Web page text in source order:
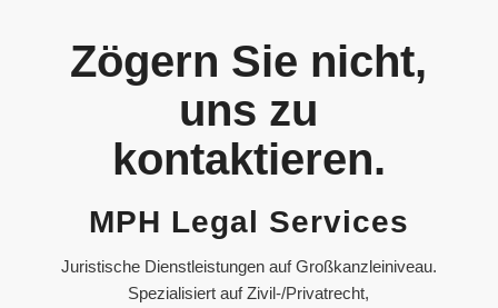
Zögern Sie nicht,
uns zu
kontaktieren.
MPH Legal Services
Juristische Dienstleistungen auf Großkanzleiniveau.
Spezialisiert auf Zivil-/Privatrecht,